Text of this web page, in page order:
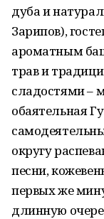
дуба и
Зарипов),
ароматным
трав и
сладостями –
обаятельная
округу
песни,
первых же
длинную